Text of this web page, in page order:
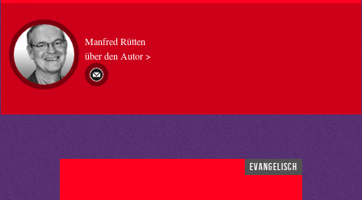
Manfred Rütten
über den Autor >
evangelisch